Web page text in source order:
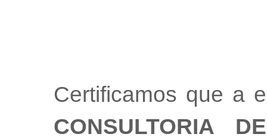
Certificamos que a
CONSULTORIA